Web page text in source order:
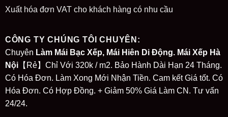
Xuất hóa đơn VAT cho khách hàng có nhu cầu
CÔNG TY CHÚNG TÔI CHUYÊN:
Chuyên Làm Mái Bạc Xếp, Mái Hiên Di Động. Mái Xếp Hà
Nội【Rẻ】Chỉ Với 320k / m2. Bảo Hành Dài Hạn 24 Tháng.
Có Hóa Đơn. Làm Xong Mới Nhận Tiền. Cam kết Giá tốt. Có
Hóa Đơn. Có Hợp Đồng. + Giảm 50% Giá Làm CN. Tư vấn
24/24.